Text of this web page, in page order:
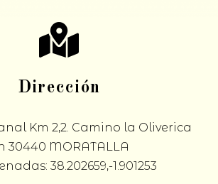
Dirección
Km 2,2. Camino la Oliverica
30440 MORATALLA
38.202659,-1.901253